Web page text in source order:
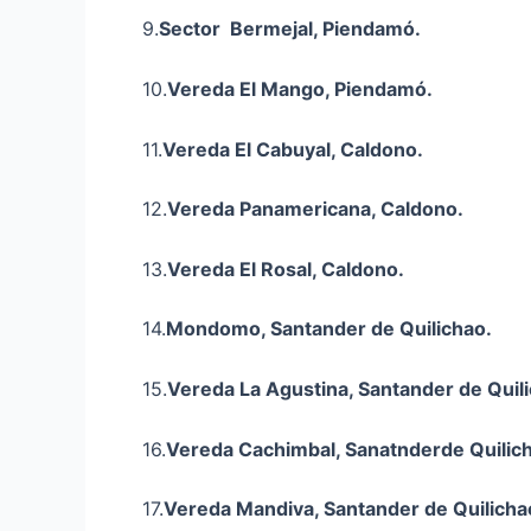
9.Sector Bermejal, Piendamó.
10.Vereda El Mango, Piendamó.
11.Vereda El Cabuyal, Caldono.
12.Vereda Panamericana, Caldono.
13.Vereda El Rosal, Caldono.
14.Mondomo, Santander de Quilichao.
15.Vereda La Agustina, Santander de
16.Vereda Cachimbal, Sanatnderde
17.Vereda Mandiva, Santander de